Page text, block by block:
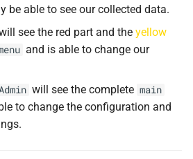
be able to see our collected data.
see the red part and the yellow
and is able to change our
will see the complete main
to change the configuration and